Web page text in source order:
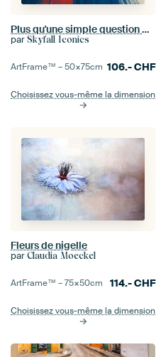
Plus qu'une simple question de vitesse
par Skyfall Iconics
ArtFrame™ –50×75cm 106.-CHF
Choisissez vous-même la dimension
Fleurs de nigelle
par Claudia Moeckel
ArtFrame™ –75×50cm 114.-CHF
Choisissez vous-même la dimension